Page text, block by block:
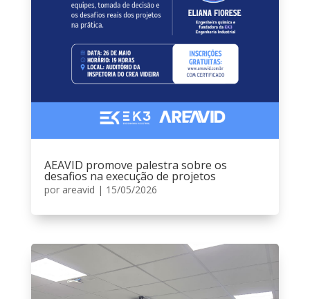
AEAVID promove palestra sobre os
desafios na execução de projetos
por areavid | 15/05/2026